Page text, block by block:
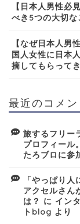
【日本人男性必
べき5つの大切な
【なぜ日本人男
国人女性に日本
摘してもらって
最近のコメン
旅するフリー
プロフィール。
たろブロに参
「やっぱり
アクセルさん
は？ に イン
トblog より